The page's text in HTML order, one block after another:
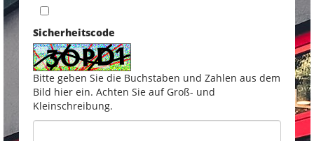
Sicherheitscode
Bitte geben Sie die Buchstaben und Zahlen aus dem
Bild hier ein. Achten Sie auf Groß- und
Kleinschreibung.